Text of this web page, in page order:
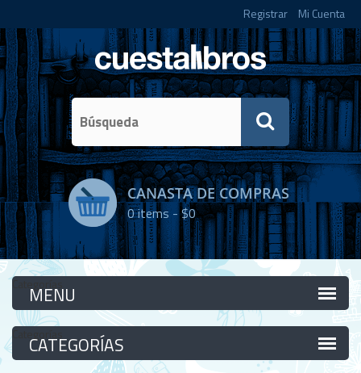
Registrar Mi Cuenta
CANASTA DE COMPRAS
0items -$0
Categorías
Categorías